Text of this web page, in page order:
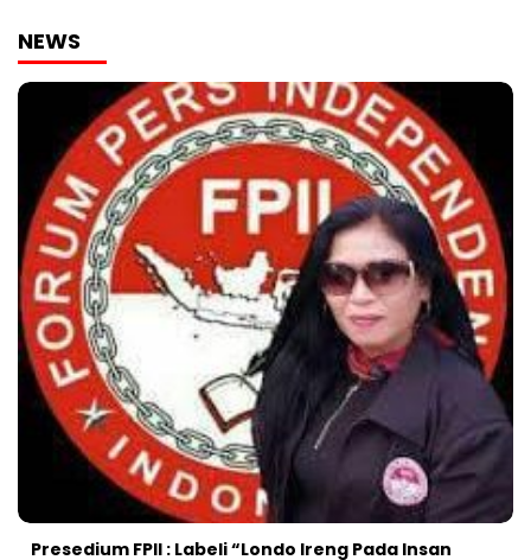
NEWS
Presedium FPII : Labeli “Londo Ireng Pada Insan